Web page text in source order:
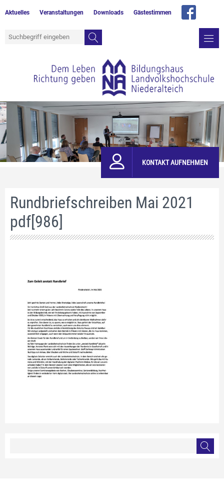
Aktuelles Veranstaltungen Downloads Gästestimmen
KONTAKT AUFNEHMEN
Rundbriefschreiben Mai 2021
pdf[986]